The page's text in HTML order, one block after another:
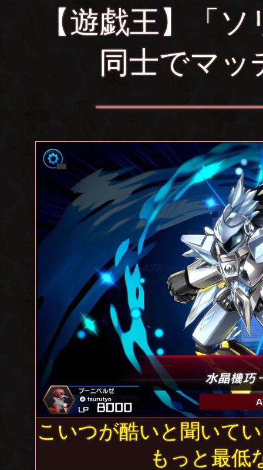
【遊戯王】「
同士でマ
こいつが酷いと聞いて
もっと最低